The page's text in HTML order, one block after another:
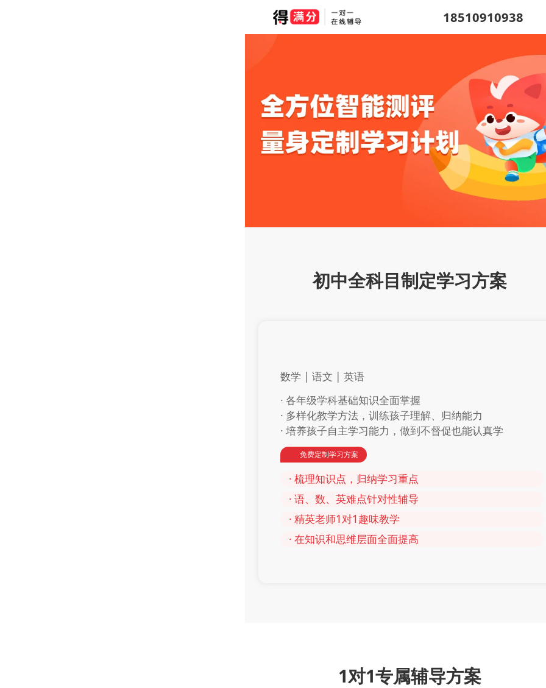
18510910938
初中全科目制定学习方案
数学 | 语文 | 英语
· 各年级学科基础知识全面掌握
· 多样化教学方法，训练孩子理解、归纳能力
· 培养孩子自主学习能力，做到不督促也能认真学
免费定制学习方案
· 梳理知识点，归纳学习重点
· 语、数、英难点针对性辅导
· 精英老师1对1趣味教学
· 在知识和思维层面全面提高
1对1专属辅导方案